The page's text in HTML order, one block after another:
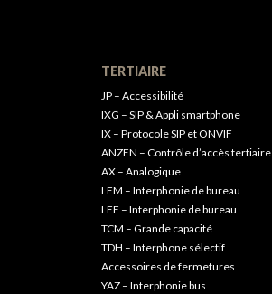
TERTIAIRE
JP – Accessibilité
IXG – SIP & Appli smartphone
IX – Protocole SIP et ONVIF
ANZEN – Contrôle d’accès tertiaire
AX – Analogique
LEM – Interphonie de bureau
LEF – Interphonie de bureau
TCM – Grande capacité
TDH – Interphone sélectif
Accessoires de fermetures
YAZ – Interphonie bus